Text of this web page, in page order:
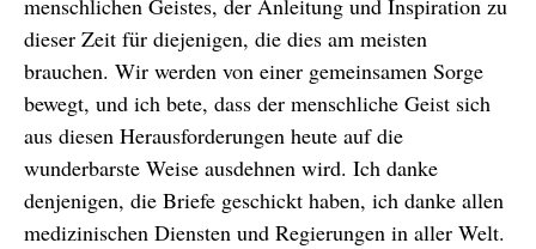
menschlichen Geistes, der Anleitung und Inspiration zu
dieser Zeit für diejenigen, die dies am meisten
brauchen. Wir werden von einer gemeinsamen Sorge
bewegt, und ich bete, dass der menschliche Geist sich
aus diesen Herausforderungen heute auf die
wunderbarste Weise ausdehnen wird. Ich danke
denjenigen, die Briefe geschickt haben, ich danke allen
medizinischen Diensten und Regierungen in aller Welt.